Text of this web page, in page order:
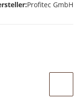
Profitec GmbH